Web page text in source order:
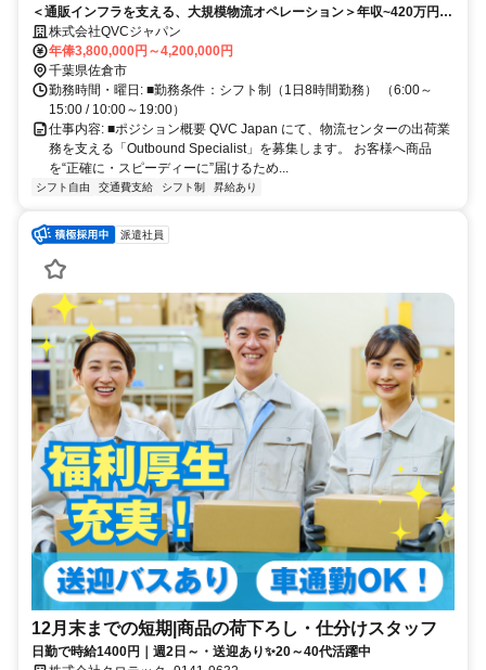
＜通販インフラを支える、大規模物流オペレーション＞年収~420万円／
月10日休み
株式会社QVCジャパン
年俸3,800,000円～4,200,000円
千葉県佐倉市
勤務時間・曜日: ■勤務条件：シフト制（1日8時間勤務） （6:00～
15:00 / 10:00～19:00）
仕事内容: ■ポジション概要 QVC Japan にて、物流センターの出荷業
務を支える「Outbound Specialist」を募集します。 お客様へ商品
を“正確に・スピーディーに”届けるため...
シフト自由 交通費支給 シフト制 昇給あり
派遣社員
12月末までの短期|商品の荷下ろし・仕分けスタッフ
日勤で時給1400円｜週2日～・送迎あり✨20～40代活躍中